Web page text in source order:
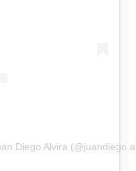
Diego Alvira